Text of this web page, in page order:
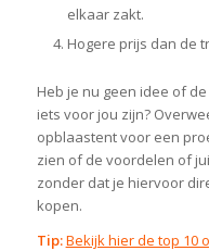
elkaar zakt.
Hogere prijs dan de
Heb je nu geen idee of
iets voor jou zijn?
opblaastent voor een
zien of de voordelen of
zonder dat je hiervoor
kopen.
Tip:Bekijk hier de top 10